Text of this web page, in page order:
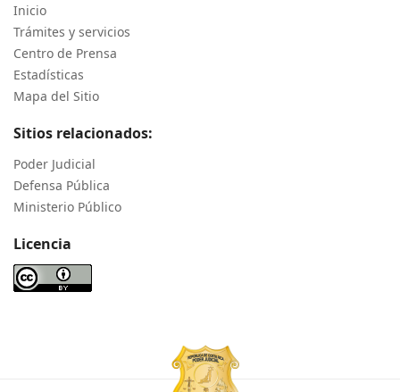
Inicio
Trámites y servicios
Centro de Prensa
Estadísticas
Mapa del Sitio
Sitios relacionados:
Poder Judicial
Defensa Pública
Ministerio Público
Licencia